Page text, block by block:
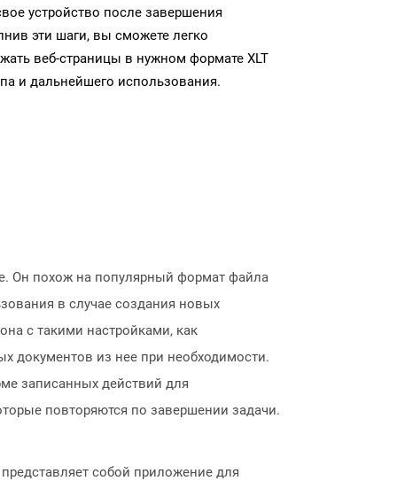
устройство после завершения
эти шаги, вы сможете легко
веб-страницы в нужном формате XLT
и дальнейшего использования.
Он похож на популярный формат файла
в случае создания новых
с такими настройками, как
документов из нее при необходимости.
записанных действий для
повторяются по завершении задачи.
собой приложение для